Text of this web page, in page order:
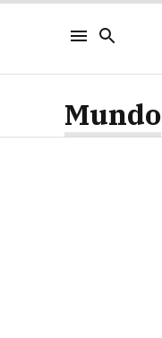
Mundo